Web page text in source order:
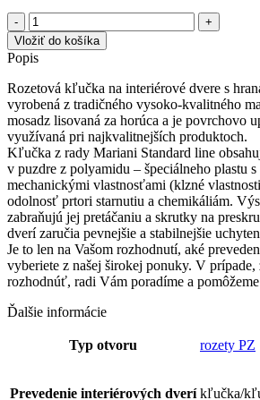
množstvo
MI
-
-
HR
Vložiť do košíka
Popis
Rozetová kľučka na interiérové dvere s
vyrobená z tradičného vysoko-kvalitného
mosadz lisovaná za horúca a je povrchovo
využívaná pri najkvalitnejších produktoch.
Kľučka z rady Mariani Standard line
v puzdre z polyamidu – špeciálneho plastu
mechanickými vlastnosťami (klzné
odolnosť prtori starnutiu a chemikáliám.
zabraňujú jej pretáčaniu a skrutky na
dverí zaručia pevnejšie a stabilnejšie
Je to len na Vašom rozhodnutí, aké
vyberiete z našej širokej ponuky. V prípade,
rozhodnúť, radi Vám poradíme a
Ďalšie informácie
Typ otvoru rozety PZ
Prevedenie interiérových dverí kľučka/